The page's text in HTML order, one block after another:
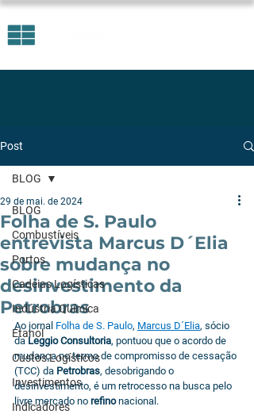
Post
BLOG
Combustíveis
Portos
Cadeias Logísticas
Indústria Química
Etanol
Custos Logísticos
Investimentos
Indicadores
BLOG
Folha de S. Paulo
entrevista Marcus D´Elia
sobre mudança no
desinvestimento da
Petrobras
29 de mai. de 2024
Ao jornal Folha de S. Paulo, Marcus D´Elia, sócio
da Leggio Consultoria, pontuou que o acordo de
mudança no termo de compromisso de cessação
(TCC) da Petrobras, desobrigando o
desinvestimento, é um retrocesso na busca pelo
livre mercado no refino nacional.